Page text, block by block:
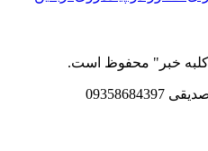
خبر" محفوظ است.